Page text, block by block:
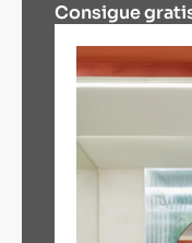
Consigue